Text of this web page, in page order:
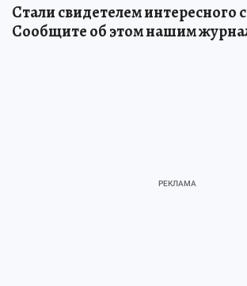
Стали свидетелем интересного
Сообщите об этом нашим